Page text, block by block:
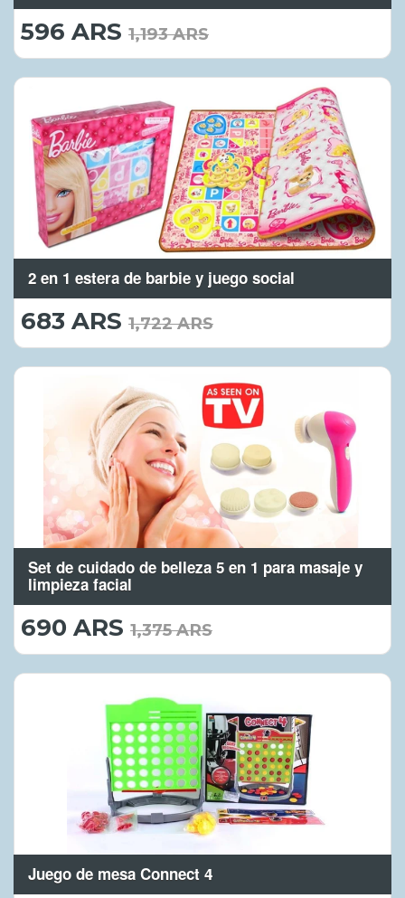
596 ARS 596.00
ARS
1,193 ARS
2 en 1 estera de barbie y juego social
683 ARS 683.00
ARS
1,722 ARS
Set de cuidado de belleza 5 en 1 para masaje y
limpieza facial
690 ARS 690.00
ARS
1,375 ARS
Juego de mesa Connect 4